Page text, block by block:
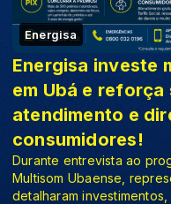
Energisa
Energisa investe
em Ubá e reforça
atendimento e
consumidores!
Durante entrevista ao
Multisom Ubaense,
detalharam